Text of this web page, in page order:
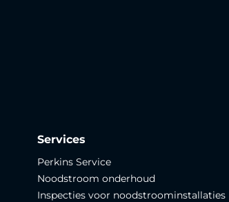
Services
Perkins Service
Noodstroom onderhoud
Inspecties voor noodstroominstallaties